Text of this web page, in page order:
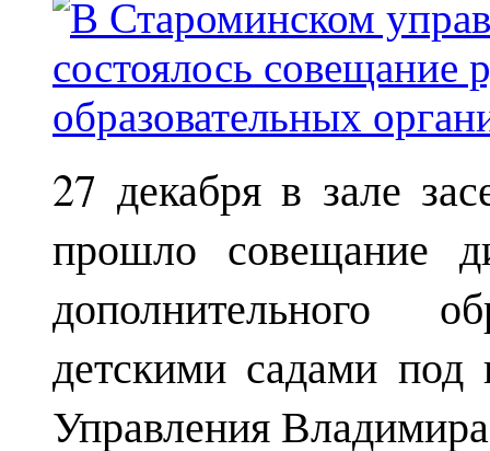
27 декабря в зале
прошло совещание
дополнительного
детскими садами под
Управления